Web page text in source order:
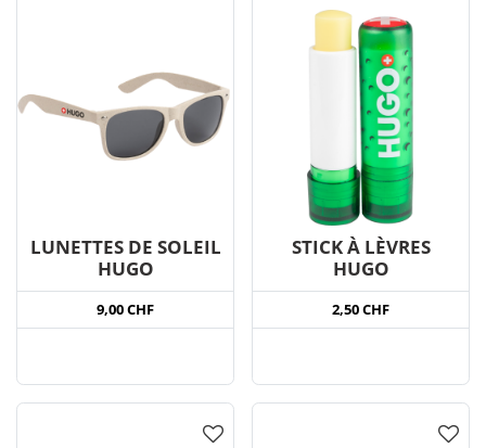
LUNETTES DE SOLEIL
HUGO
9,00 CHF
STICK À LÈVRES
HUGO
2,50 CHF